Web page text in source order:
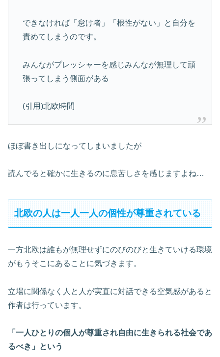
できなければ「怠け者」「根性がない」と自分を
責めてしまうのです。
みんながプレッシャーを感じみんなが無理して頑
張ってしまう側面がある
(引用)北欧時間
ほぼ書き出しになってしまいましたが
読んでると確かに生きるのに息苦しさを感じますよね…
北欧の人は一人一人の個性が尊重されている
一方北欧は誰もが無理せずにのびのびと生きていける環境
がもうそこにあることに気づきます。
立場に関係なく人と人が実直に対話できる空気感があると
作者は行っています。
「一人ひとりの個人が尊重され自由に生きられる社会であ
るべき」という